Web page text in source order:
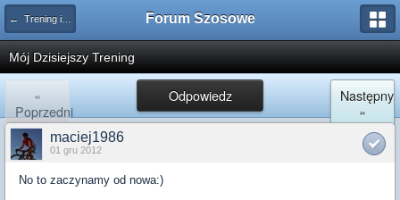
← Trening i zdrowie Forum Szosowe
Mój Dzisiejszy Trening
Odpowiedz
«
Poprzedni
Następny
»
maciej1986
01 gru 2012
No to zaczynamy od nowa:)